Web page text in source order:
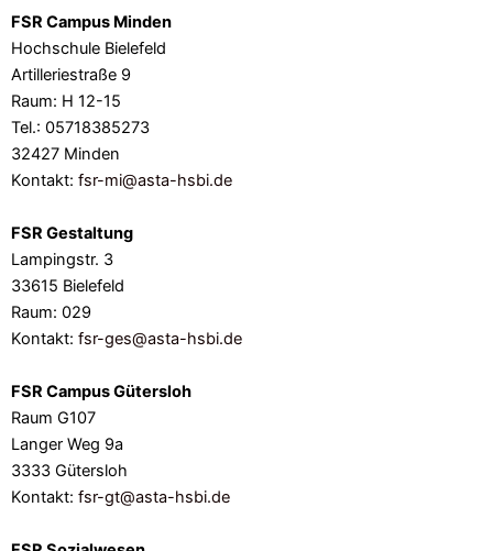
FSR Campus Minden
Hochschule Bielefeld
Artilleriestraße 9
Raum: H 12-15
Tel.: 05718385273
32427 Minden
Kontakt: fsr-mi@asta-hsbi.de
FSR Gestaltung
Lampingstr. 3
33615 Bielefeld
Raum: 029
Kontakt: fsr-ges@asta-hsbi.de
FSR Campus Gütersloh
Raum G107
Langer Weg 9a
3333 Gütersloh
Kontakt: fsr-gt@asta-hsbi.de